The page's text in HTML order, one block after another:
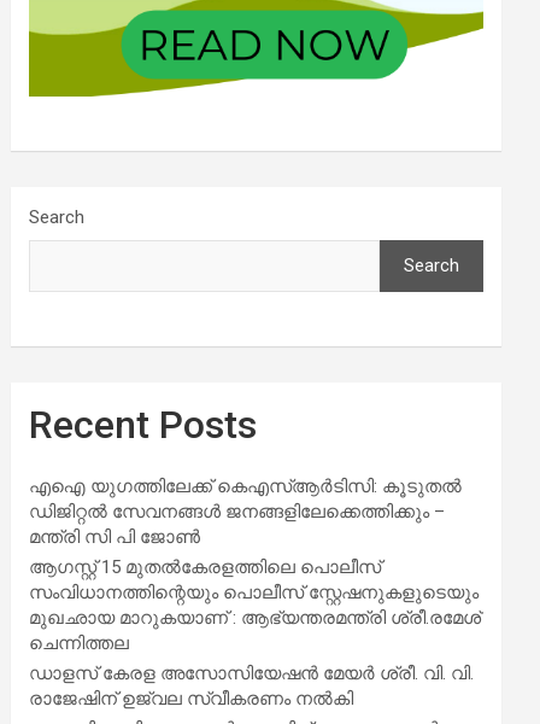
Search
Search
Recent Posts
എഐ യുഗത്തിലേക്ക് കെഎസ്ആർടിസി: കൂടുതൽ
ഡിജിറ്റൽ സേവനങ്ങൾ ജനങ്ങളിലേക്കെത്തിക്കും –
മന്ത്രി സി പി ജോൺ
ആഗസ്റ്റ് 15 മുതല്‍കേരളത്തിലെ പൊലീസ്
സംവിധാനത്തിന്റെയും പൊലീസ് സ്റ്റേഷനുകളുടെയും
മുഖഛായ മാറുകയാണ് : ആഭ്യന്തരമന്ത്രി ശ്രീ.രമേശ്
ചെന്നിത്തല
ഡാളസ് കേരള അസോസിയേഷൻ മേയർ ശ്രീ. വി. വി.
രാജേഷിന് ഉജ്വല സ്വീകരണം നൽകി